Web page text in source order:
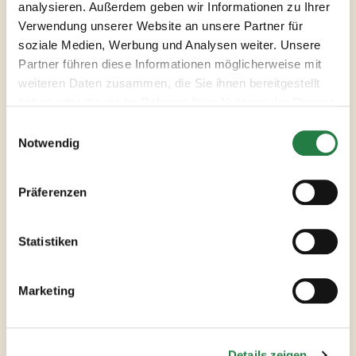
analysieren. Außerdem geben wir Informationen zu Ihrer
Verwendung unserer Website an unsere Partner für
soziale Medien, Werbung und Analysen weiter. Unsere
Partner führen diese Informationen möglicherweise mit
weiteren Daten zusammen, die Sie ihnen bereitgestellt
Notwendig
Präferenzen
Statistiken
Marketing
TIPP:für den zusätzlichen Crunch
gewürfelten Schinken über die
Kartoffeln streuen. Weitere 30
Verwendete